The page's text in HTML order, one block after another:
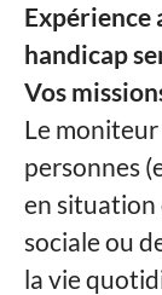
Expérience
handicap
Vos
Le
personnes
en situation
sociale ou
la vie